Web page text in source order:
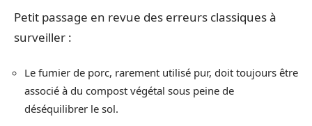
Petit passage en revue des erreurs classiques à
surveiller :
Le fumier de porc, rarement utilisé pur, doit toujours être
associé à du compost végétal sous peine de
déséquilibrer le sol.